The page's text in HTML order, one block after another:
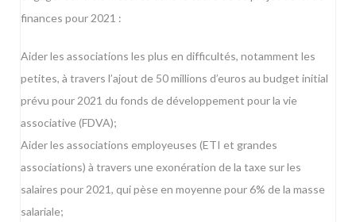
finances pour 2021 :
Aider les associations les plus en difficultés, notamment les
petites, à travers l’ajout de 50 millions d’euros au budget initial
prévu pour 2021 du fonds de développement pour la vie
associative (FDVA);
Aider les associations employeuses (ETI et grandes
associations) à travers une exonération de la taxe sur les
salaires pour 2021, qui pèse en moyenne pour 6% de la masse
salariale;